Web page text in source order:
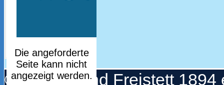
© Turnerbund Freistett 1894